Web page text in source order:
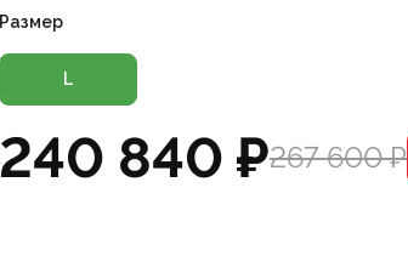
Размер
L
240 840 ₽267 600 ₽